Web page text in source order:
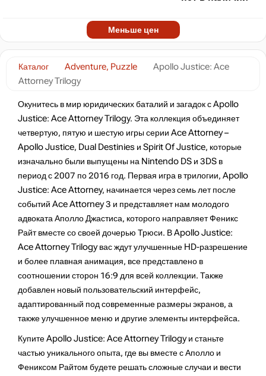
Каталог Adventure, Puzzle
Apollo Justice: Ace
Attorney Trilogy
Окунитесь в мир юридических баталий и загадок с Apollo
Justice: Ace Attorney Trilogy. Эта коллекция объединяет
четвертую, пятую и шестую игры серии Ace Attorney –
Apollo Justice, Dual Destinies и Spirit Of Justice, которые
изначально были выпущены на Nintendo DS и 3DS в
период с 2007 по 2016 год​​. Первая игра в трилогии, Apollo
Justice: Ace Attorney, начинается через семь лет после
событий Ace Attorney 3 и представляет нам молодого
адвоката Аполло Джастиса, которого направляет Феникс
Райт вместе со своей дочерью Трюси​​. В Apollo Justice:
Ace Attorney Trilogy вас ждут улучшенные HD-разрешение
и более плавная анимация, все представлено в
соотношении сторон 16:9 для всей коллекции. Также
добавлен новый пользовательский интерфейс,
адаптированный под современные размеры экранов, а
также улучшенное меню и другие элементы интерфейса​​.
Купите Apollo Justice: Ace Attorney Trilogy и станьте
частью уникального опыта, где вы вместе с Аполло и
Фениксом Райтом будете решать сложные случаи и вести
Меньше цен